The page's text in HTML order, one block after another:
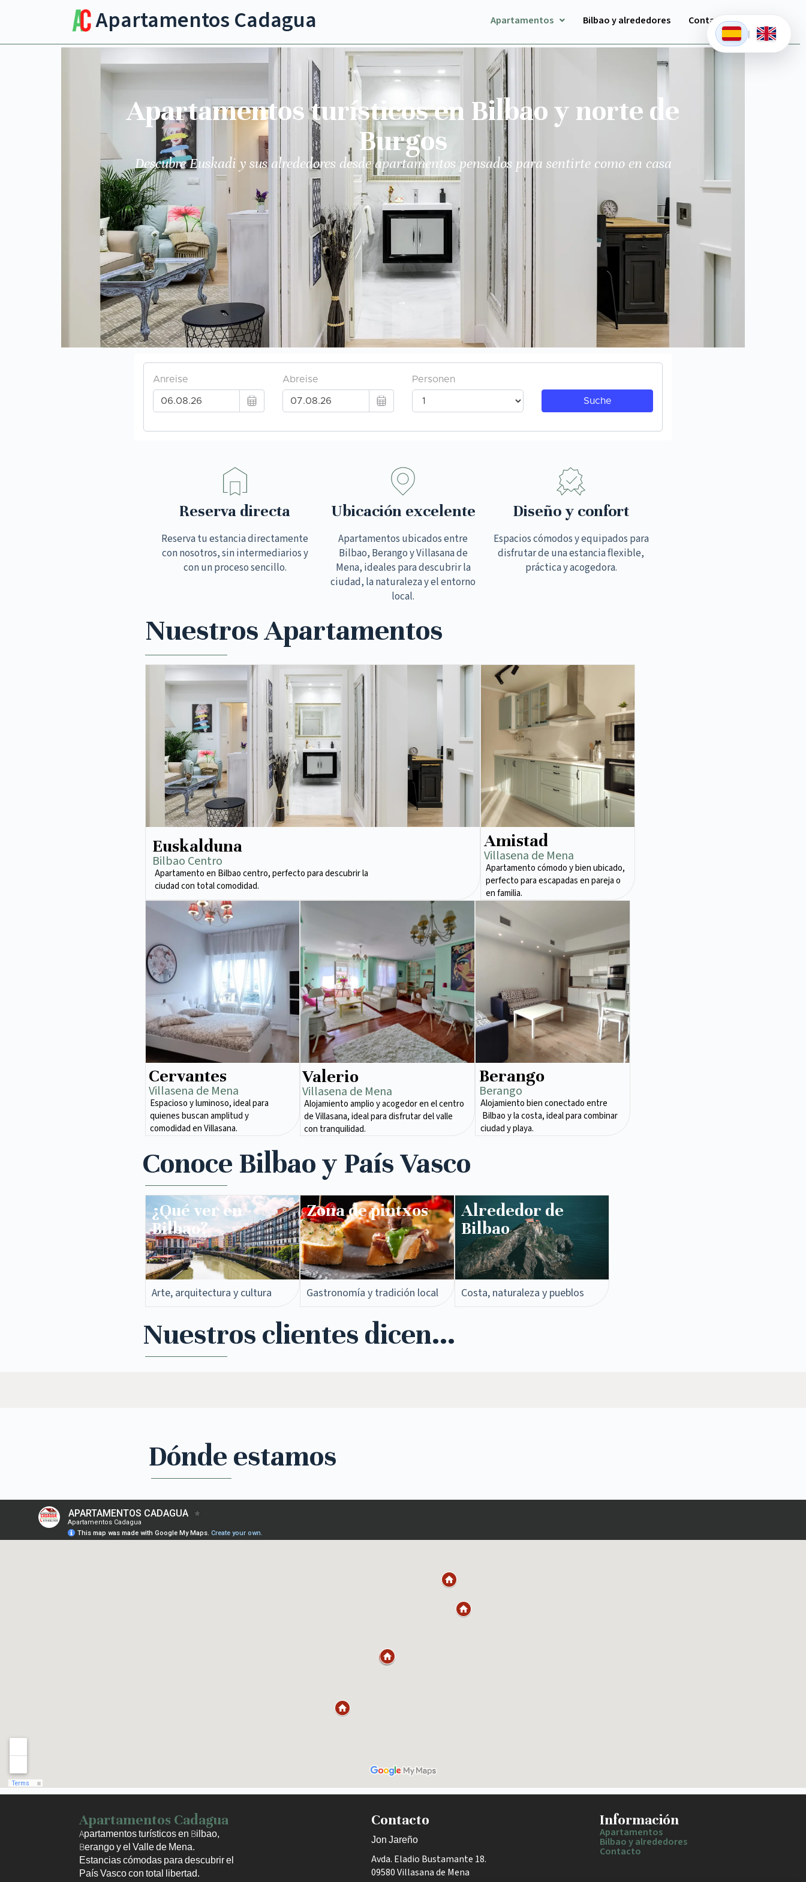
Apartamentos Cadagua Apartamentos Bilbao y alrededores Contacto
Apartamentos turísticos en Bilbao y norte de
Burgos
Descubre Euskadi y sus alrededores desde apartamentos pensados para sentirte como en casa
Reserva directa
Reserva tu estancia directamente
con nosotros, sin intermediarios y
con un proceso sencillo.
Ubicación excelente
Apartamentos ubicados entre
Bilbao, Berango y Villasana de
Mena, ideales para descubrir la
ciudad, la naturaleza y el entorno
local.
Diseño y confort
Espacios cómodos y equipados para
disfrutar de una estancia flexible,
práctica y acogedora.
Nuestros Apartamentos
Euskalduna
Bilbao Centro
Apartamento en Bilbao centro, perfecto para descubrir la
ciudad con total comodidad.
Amistad
Villasena de Mena
Apartamento cómodo y bien ubicado,
perfecto para escapadas en pareja o
en familia.
Cervantes
Villasena de Mena​
Espacioso y luminoso, ideal para
quienes buscan amplitud y
comodidad en Villasana.
Valerio
Villasena de Mena​
Alojamiento amplio y acogedor en el centro
de Villasana, ideal para disfrutar del valle
con tranquilidad.
Berango
Berango
Alojamiento bien conectado entre
Bilbao y la costa, ideal para combinar
ciudad y playa.
Conoce Bilbao y País Vasco
¿Qué ver en
Bilbao?
Arte, arquitectura y cultura
Zona de pintxos​
Gastronomía y tradición local
Alrededor de
Bilbao
Costa, naturaleza y pueblos
Nuestros clientes dicen...
Dónde estamos
Apartamentos Cadagua
Apartamentos turísticos en Bilbao,
Berango y el Valle de Mena.
Estancias cómodas para descubrir el
País Vasco con total libertad.
Contacto
Jon Jareño
Avda. Eladio Bustamante 18.
09580 Villasana de Mena
Información
Apartamentos
Bilbao y alrededores
Contacto
|